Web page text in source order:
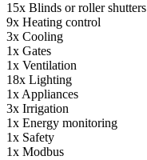
15x Blinds or roller shutters
9x Heating control
3x Cooling
1x Gates
1x Ventilation
18x Lighting
1xAppliances
3x Irrigation
1x Energy monitoring
1x Safety
1x Modbus